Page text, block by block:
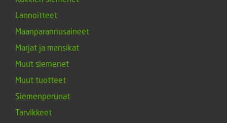
Lannoitteet
Maanparannusaineet
Marjat ja mansikat
Muut siemenet
Muut tuotteet
Siemenperunat
Tarvikkeet